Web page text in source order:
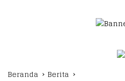
Beranda Berita